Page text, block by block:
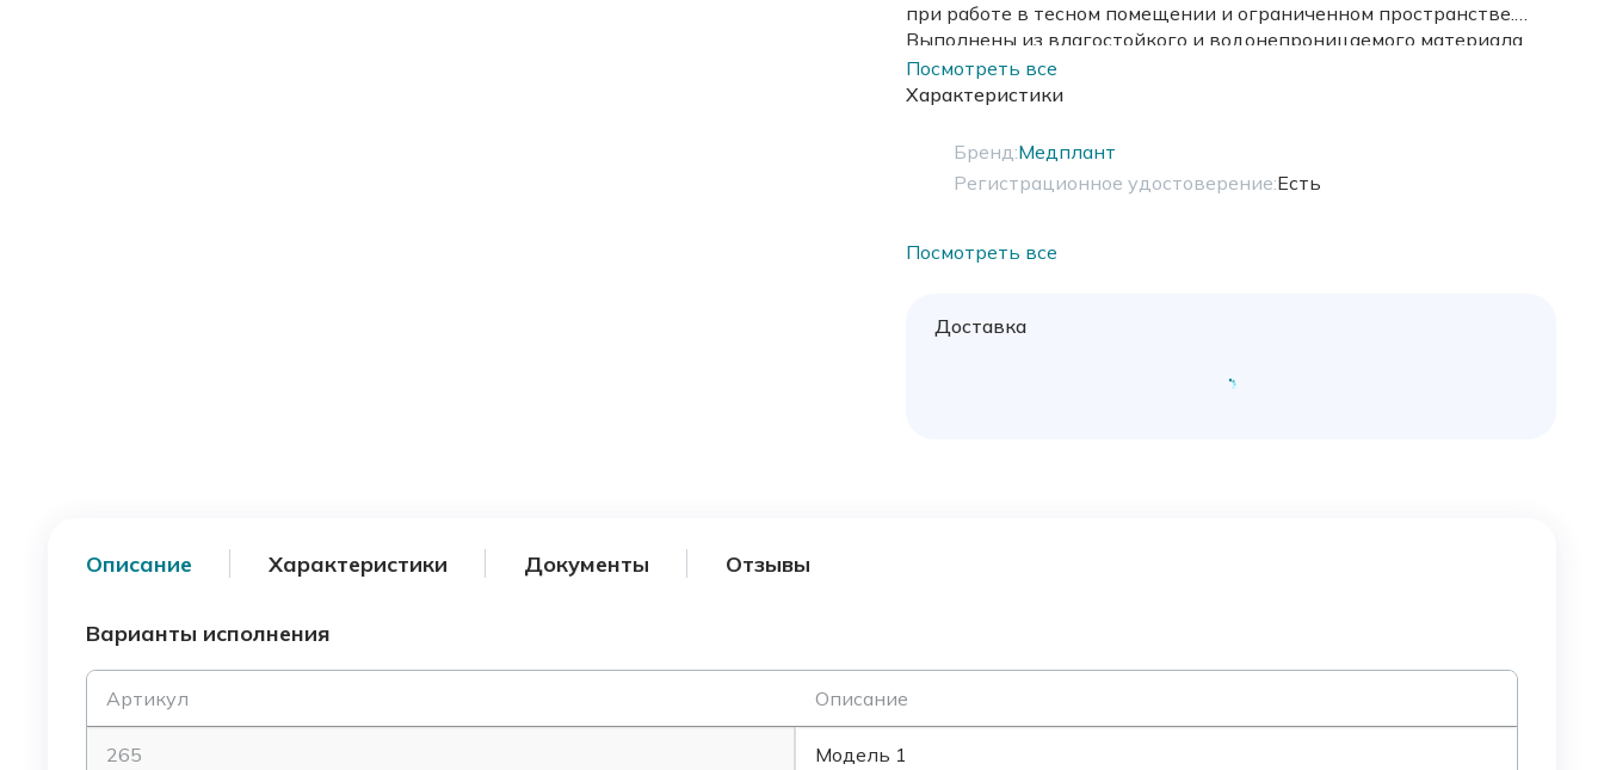
при работе в тесном помещении и ограниченном пространстве.
Выполнены из влагостойкого и водонепроницаемого материала.
Посмотреть все
Характеристики
Бренд:Медплант
Регистрационное удостоверение:Есть
Посмотреть все
Доставка
Описание Характеристики Документы Отзывы
Варианты исполнения
Артикул Описание
265 Модель 1